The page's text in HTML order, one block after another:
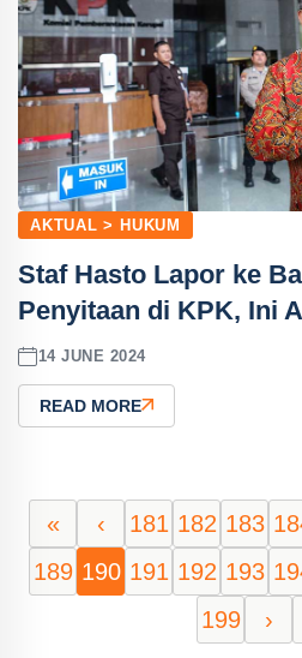
AKTUAL > HUKUM
Staf Hasto Lapor ke
Penyitaan di KPK, Ini
14 JUNE 2024
READ MORE
« ‹ 181 182 183
189 190 191 192 193
199
›